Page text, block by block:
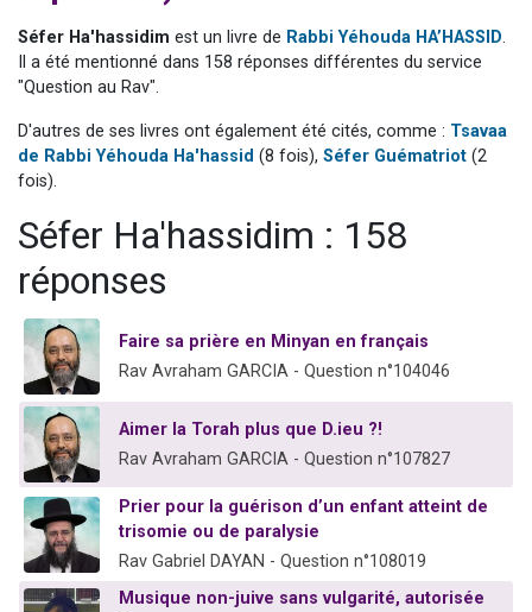
Il reste 49 places pour étudier en groupe sur Zoom
Nathaniel vient de donner son Maasser
4 personnes viennent de nous rejoindre sur WhatsApp
Séfer Ha'hassidim est un livre de Rabbi Yéhouda HA’HASSID.
Il a été mentionné dans 158 réponses différentes du service
"Question au Rav".
D'autres de ses livres ont également été cités, comme : Tsavaa
de Rabbi Yéhouda Ha'hassid (8 fois), Séfer Guématriot (2
fois).
Séfer Ha'hassidim : 158
réponses
Faire sa prière en Minyan en français
Rav Avraham GARCIA - Question n°104046
Aimer la Torah plus que D.ieu ?!
Rav Avraham GARCIA - Question n°107827
Prier pour la guérison d’un enfant atteint de
trisomie ou de paralysie
Rav Gabriel DAYAN - Question n°108019
Musique non-juive sans vulgarité, autorisée